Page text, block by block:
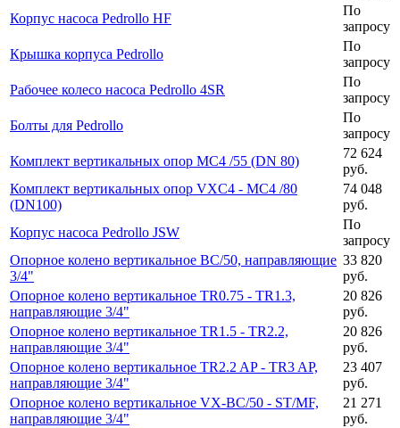
Корпус насоса Pedrollo HF
По
запросу
Крышка корпуса Pedrollo
По
запросу
Рабочее колесо насоса Pedrollo 4SR
По
запросу
Болты для Pedrollo
По
запросу
Комплект вертикальных опор MC4 /55 (DN 80)
72 624
руб.
Комплект вертикальных опор VXC4 - MC4 /80
(DN100)
74 048
руб.
Корпус насоса Pedrollo JSW
По
запросу
Опорное колено вертикальное BC/50, направляющие
3/4"
33 820
руб.
Опорное колено вертикальное TR0.75 - TR1.3,
направляющие 3/4"
20 826
руб.
Опорное колено вертикальное TR1.5 - TR2.2,
направляющие 3/4"
20 826
руб.
Опорное колено вертикальное TR2.2 AP - TR3 AP,
направляющие 3/4"
23 407
руб.
Опорное колено вертикальное VX-BC/50 - ST/MF,
направляющие 3/4"
21 271
руб.